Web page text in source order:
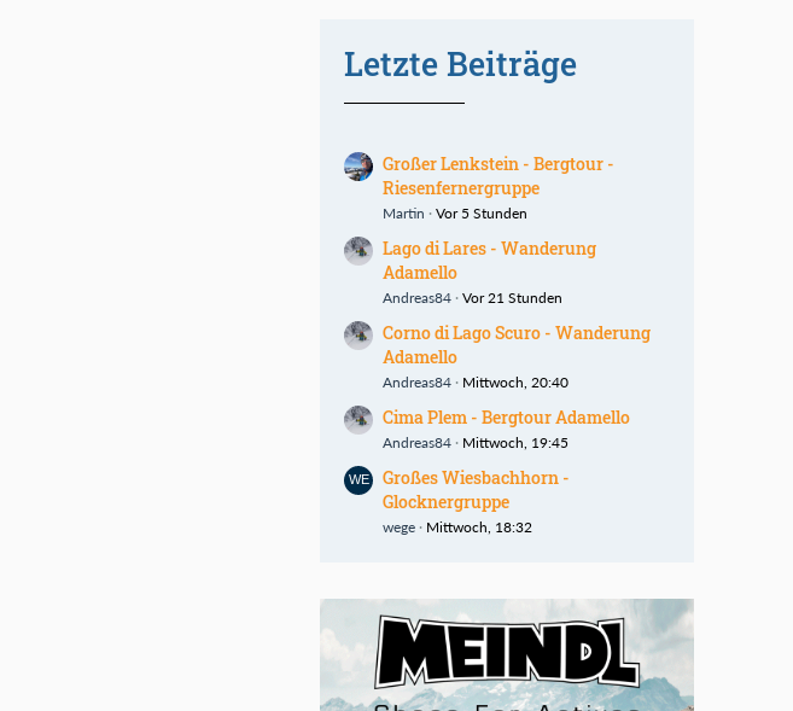
Letzte Beiträge
Großer Lenkstein - Bergtour -
Riesenfernergruppe
Martin Vor 5 Stunden
Lago di Lares - Wanderung
Adamello
Andreas84 Vor 21 Stunden
Corno di Lago Scuro - Wanderung
Adamello
Andreas84 Mittwoch, 20:40
Cima Plem - Bergtour Adamello
Andreas84 Mittwoch, 19:45
Großes Wiesbachhorn -
Glocknergruppe
wege Mittwoch, 18:32